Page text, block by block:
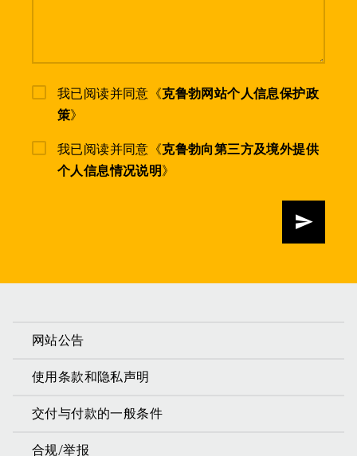
我已阅读并同意《克鲁勃网站个人信息保护政
策》
我已阅读并同意《克鲁勃向第三方及境外提供
个人信息情况说明》
发送
网站公告
使用条款和隐私声明
交付与付款的一般条件
合规/举报